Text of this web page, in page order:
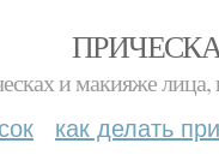
и макияже
как делать